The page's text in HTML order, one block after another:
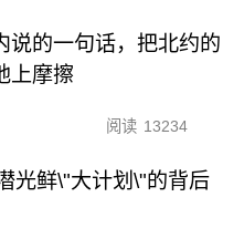
说的一句话，把北约的
上摩擦
阅读 13234
光鲜\"大计划\"的背后